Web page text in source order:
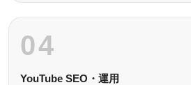
04
YouTube SEO・運用